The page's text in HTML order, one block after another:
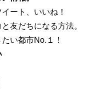
ート、いいね！
友だちになる方法。
い都市No.１！